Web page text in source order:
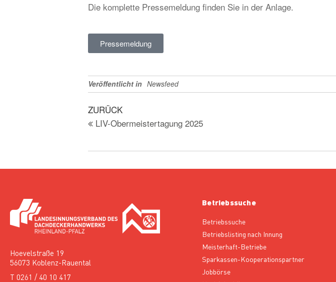
Die komplette Pressemeldung finden Sie in der Anlage.
Pressemeldung
Veröffentlicht in Newsfeed
ZURÜCK
LIV-Obermeistertagung 2025
Hoevelstraße 19
56073 Koblenz-Rauental
T 0261 / 40 10 417
Betriebssuche
Betriebssuche
Betriebslisting nach Innung
Meisterhaft-Betriebe
Sparkassen-Kooperationspartner
Jobbörse